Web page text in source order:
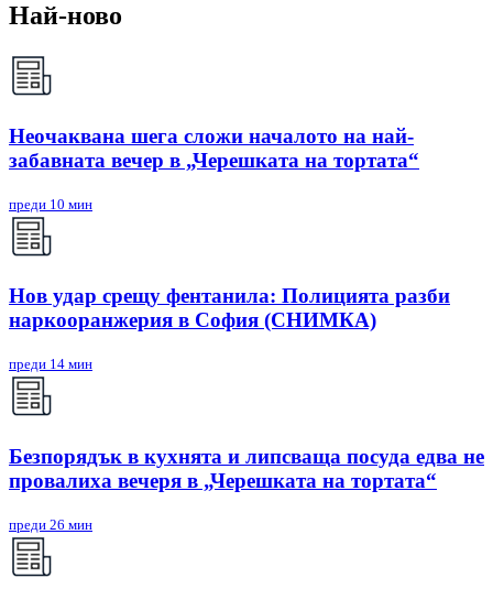
Най-ново
Неочаквана шега сложи началото на най-
забавната вечер в „Черешката на тортата“
преди 10 мин
Нов удар срещу фентанила: Полицията разби
наркооранжерия в София (СНИМКА)
преди 14 мин
Безпорядък в кухнята и липсваща посуда едва не
провалиха вечеря в „Черешката на тортата“
преди 26 мин